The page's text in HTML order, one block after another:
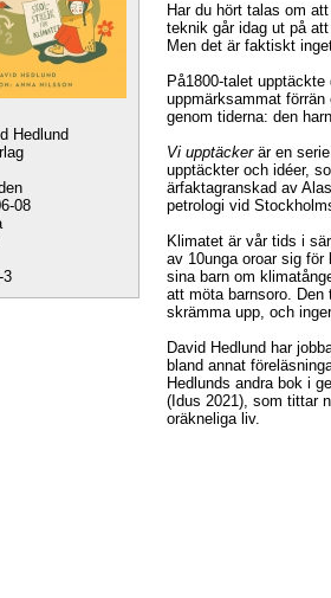
Hedlund
08
3
Har du hört talas om
teknik går idag ut på
Men det är faktiskt
På1800-talet
uppmärksammat
genom tiderna: den
Vi upptäckerär en serie
upptäckter och idéer,
ärfaktagranskad av
petrologi vid
Klimatet är vår tids i
av 10unga oroar sig
sina barn om
att möta barnsoro. Den
skrämma upp, och
David Hedlund har
bland annat
Hedlunds andra bok i
(Idus 2021), som tittar
oräkneliga liv.